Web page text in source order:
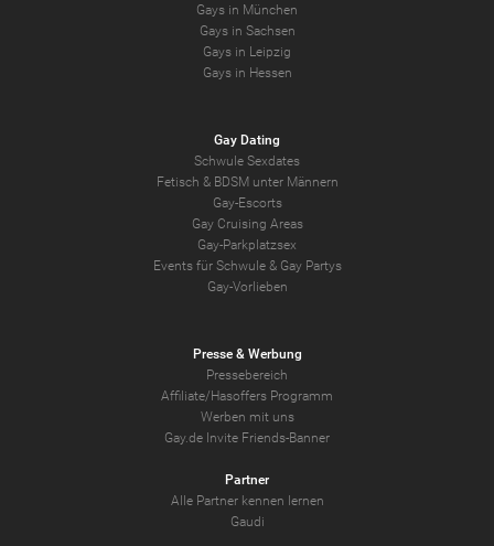
Gays in München
Gays in Sachsen
Gays in Leipzig
Gays in Hessen
Gay Dating
Schwule Sexdates
Fetisch & BDSM unter Männern
Gay-Escorts
Gay Cruising Areas
Gay-Parkplatzsex
Events für Schwule & Gay Partys
Gay-Vorlieben
Presse & Werbung
Pressebereich
Affiliate/Hasoffers Programm
Werben mit uns
Gay.de Invite Friends-Banner
Partner
Alle Partner kennen lernen
Gaudi